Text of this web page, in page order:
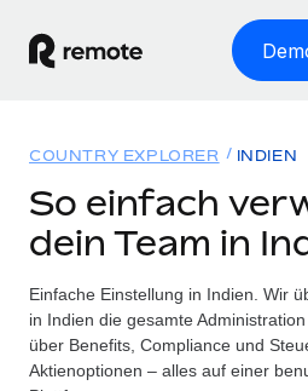
WELTWEITE BESCHÄFTIGUNG
Globale Payroll
Einfache, rechtssicher Payroll
Employer of Record
Lösungen
WELTWEITE ABDECKUNG
Country Explorer
Länderspezifische
Ressourcen
TOOLS UND RECHNER
Preise
COUNTRY EXPLORER INDIEN
So einfach
dein Team in
Einfache Einstellung in Indien. Wir
in Indien die gesamte
über Benefits, Compliance und
Aktienoptionen – alles auf einer